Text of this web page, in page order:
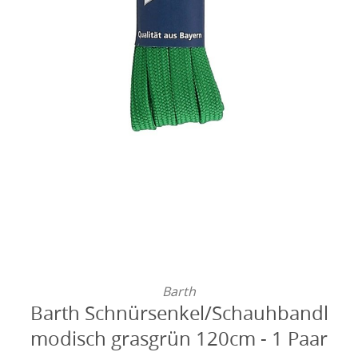
Barth
Barth Schnürsenkel/Schauhbandl
modisch grasgrün 120cm - 1 Paar